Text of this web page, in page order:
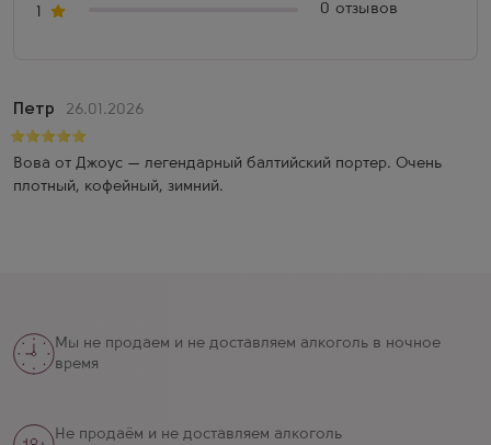
Петр 26.01.2026
Вова от Джоус — легендарный балтийский портер. Очень
плотный, кофейный, зимний.
1 0 отзывов
Мы не продаем и не доставляем алкоголь в ночное
время
Не продаём и не доставляем алкоголь